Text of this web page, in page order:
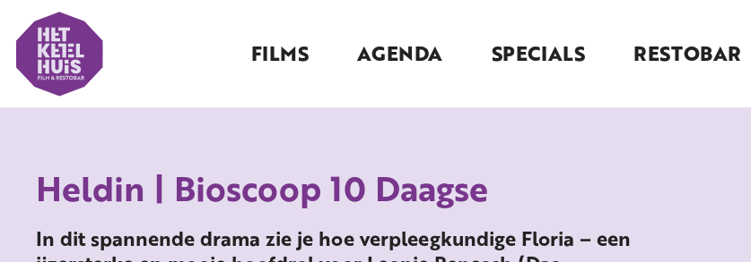
FILMS AGENDA SPECIALS RESTOBAR
Heldin | Bioscoop 10 Daagse
In dit spannende drama zie je hoe verpleegkundige Floria – een